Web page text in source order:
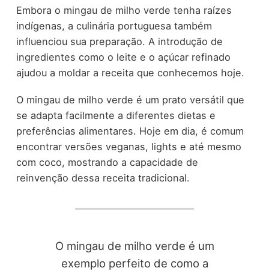
Embora o mingau de milho verde tenha raízes
indígenas, a culinária portuguesa também
influenciou sua preparação. A introdução de
ingredientes como o leite e o açúcar refinado
ajudou a moldar a receita que conhecemos hoje.
O mingau de milho verde é um prato versátil que
se adapta facilmente a diferentes dietas e
preferências alimentares. Hoje em dia, é comum
encontrar versões veganas, lights e até mesmo
com coco, mostrando a capacidade de
reinvenção dessa receita tradicional.
O mingau de milho verde é um
exemplo perfeito de como a